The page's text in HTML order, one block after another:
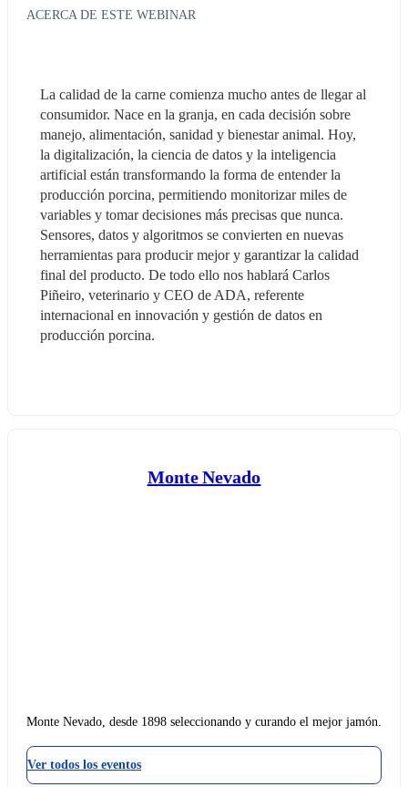
ACERCA DE ESTE WEBINAR
La calidad de la carne comienza mucho antes de llegar al
consumidor. Nace en la granja, en cada decisión sobre
manejo, alimentación, sanidad y bienestar animal. Hoy,
la digitalización, la ciencia de datos y la inteligencia
artificial están transformando la forma de entender la
producción porcina, permitiendo monitorizar miles de
variables y tomar decisiones más precisas que nunca.
Sensores, datos y algoritmos se convierten en nuevas
herramientas para producir mejor y garantizar la calidad
final del producto. De todo ello nos hablará Carlos
Piñeiro, veterinario y CEO de ADA, referente
internacional en innovación y gestión de datos en
producción porcina.
Monte Nevado
Monte Nevado, desde 1898 seleccionando y curando el mejor jamón.
Ver todos los eventos